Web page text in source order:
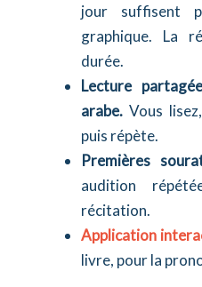
jour suffisent
graphique. La
durée.
Lecture
arabe. Vous
puis répète.
Premières
audition
récitation.
Application
livre, pour la